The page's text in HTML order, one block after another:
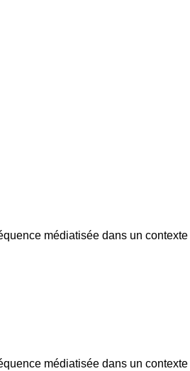
médiatisée dans un
médiatisée dans un